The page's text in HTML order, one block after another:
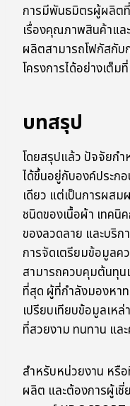
การมีพันธมิตรผู้ผลิตที่
เรื่องคุณภาพสินค้าแล
ผลิตสามารถโฟกัสกับ
โครงการได้อย่างเต็มที่
บทสรุป
โดยสรุปแล้ว ปัจจัยก
ได้ขึ้นอยู่กับองค์ประก
เดียว แต่เป็นการผส
ชนิดของเนื้อผ้า เทคนิ
ของลวดลาย และบริก
การจัดเตรียมข้อมูลค
สามารถควบคุมต้นทุน
ที่สุด ผู้ที่กำลังมองหา
เปรียบเทียบข้อมูลเห
ที่สวยงาม ทนทาน แล
สำหรับหน่วยงาน หรื
ผลิต และต้องการผู้เ